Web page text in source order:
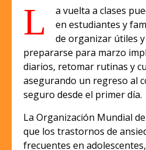
L
a vuelta a clases
en estudiantes y
de organizar útiles
prepararse para marzo
diarios, retomar rutinas y
asegurando un regreso al
seguro desde el primer día.
La Organización Mundial
que los trastornos de
frecuentes en